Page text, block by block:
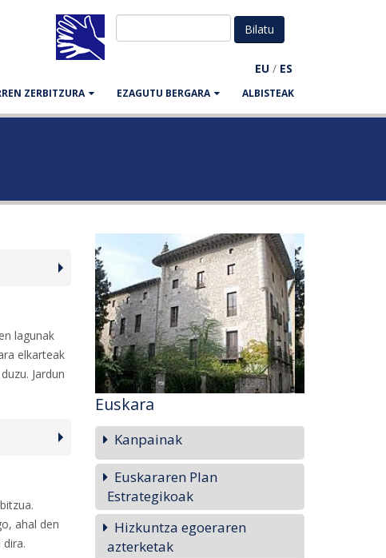
EU / ES
ZERBITZURA EZAGUTU BERGARA ALBISTEAK
lagunak
elkarteak
Jardun
ahal den
Euskara
Kanpainak
Euskararen Plan
Estrategikoak
Hizkuntza egoeraren
azterketak